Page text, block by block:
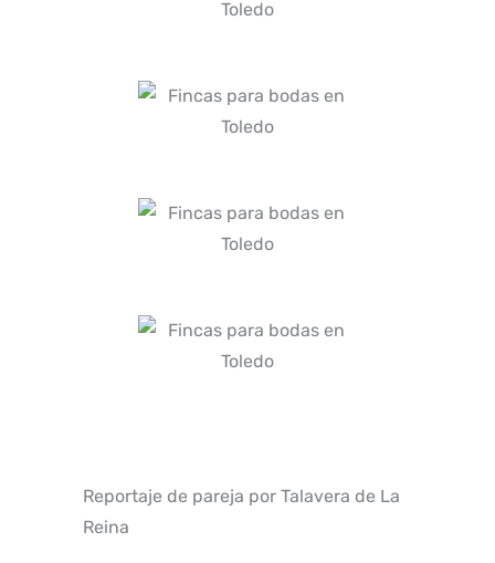
Reportaje de pareja por Talavera de La
Reina